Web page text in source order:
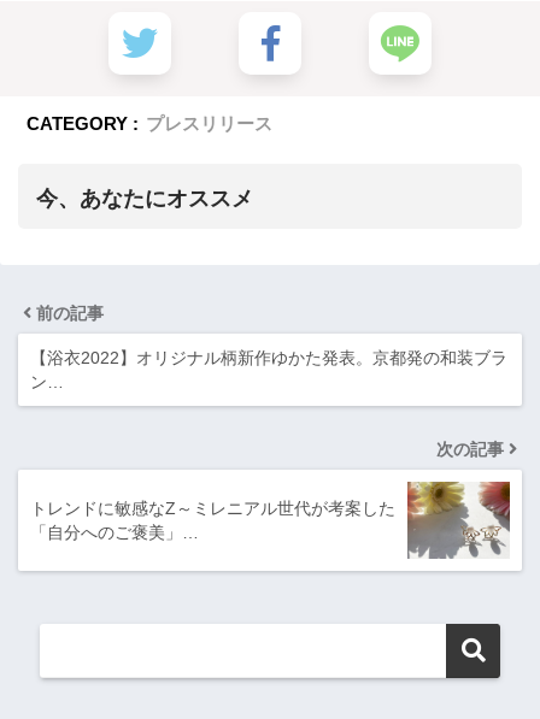
CATEGORY : プレスリリース
今、あなたにオススメ
前の記事
【浴衣2022】オリジナル柄新作ゆかた発表。京都発の和装ブラ
ン…
次の記事
トレンドに敏感なZ～ミレニアル世代が考案した
「自分へのご褒美」…